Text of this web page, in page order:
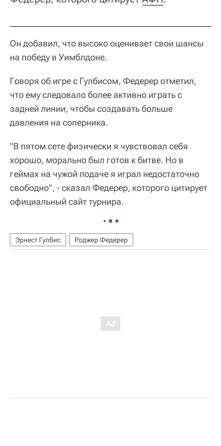
Он добавил, что высоко оценивает свои шансы
на победу в Уимблдоне.
Говоря об игре с Гулбисом, Федерер отметил,
что ему следовало более активно играть с
задней линии, чтобы создавать больше
давления на соперника.
"В пятом сете физически я чувствовал себя
хорошо, морально был готов к битве. Но в
геймах на чужой подаче я играл недостаточно
свободно", - сказал Федерер, которого цитирует
официальный сайт турнира.
Эрнест Гулбис Роджер Федерер